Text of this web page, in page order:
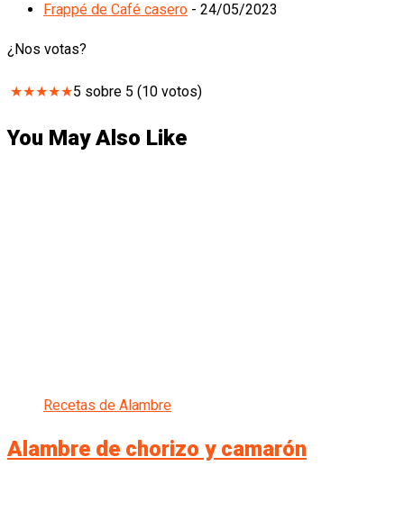
Frappé de Café casero - 24/05/2023
¿Nos votas?
★★★★★5 sobre 5 (10 votos)
You May Also Like
Recetas de Alambre
Alambre de chorizo y camarón